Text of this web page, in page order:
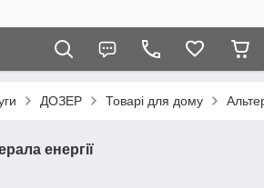
ДОЗЕР Товарі для дому
енергії